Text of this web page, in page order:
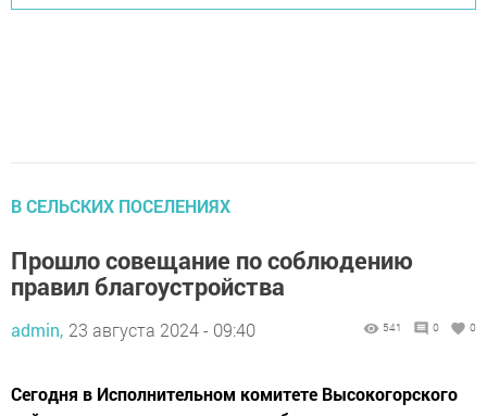
В СЕЛЬСКИХ ПОСЕЛЕНИЯХ
Прошло совещание по соблюдению
правил благоустройства
admin, 23 августа 2024 - 09:40 541 0 0
Сегодня в Исполнительном комитете Высокогорского